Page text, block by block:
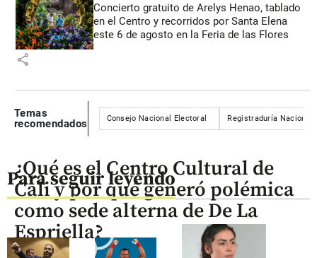
Concierto gratuito de Arelys Henao, tablado
en el Centro y recorridos por Santa Elena
este 6 de agosto en la Feria de las Flores
share
Temas
recomendados
Consejo Nacional Electoral Registraduría Nacional
Para seguir leyendo
¿Qué es el Centro Cultural de
Cali y por qué generó polémica
como sede alterna de De La
Espriella?